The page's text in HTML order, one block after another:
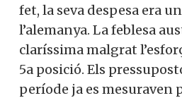
fet, la seva despesa era
l’alemanya. La feblesa
claríssima malgrat
5a posició. Els
període ja es mesuraven